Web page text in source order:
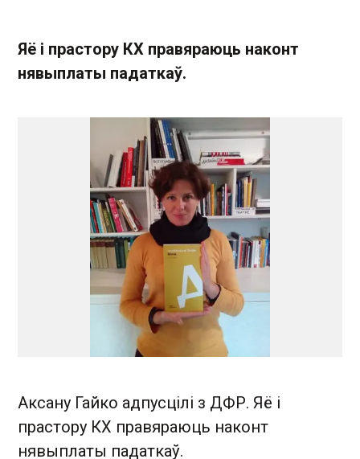
Яё і прастору КХ правяраюць наконт
нявыплаты падаткаў.
Аксану Гайко адпусцілі з ДФР. Яё і
прастору КХ правяраюць наконт
нявыплаты падаткаў.